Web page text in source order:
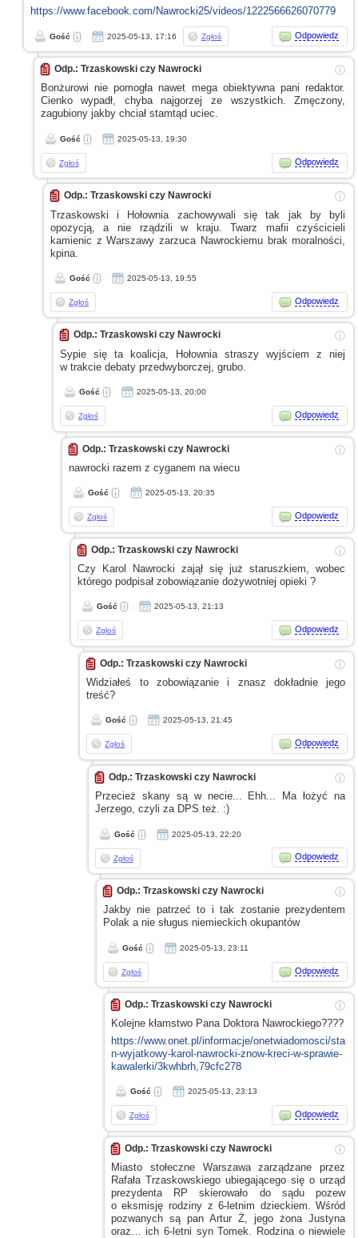
https://www.facebook.com/Nawrocki25/videos/1222566626070779
Gość 2025-05-13, 17:16 Zgłoś Odpowiedz
ⓘ
Odp.: Trzaskowski czy Nawrocki
Bonżurowi nie pomogła nawet mega obiektywna pani redaktor.
Cienko wypadł, chyba najgorzejze wszystkich. Zmęczony,
zagubiony jakby chciał stamtąd uciec.
Gość 2025-05-13, 19:30
Zgłoś Odpowiedz
ⓘ
Odp.: Trzaskowski czy Nawrocki
Trzaskowskii Hołownia zachowywali się tak jak by byli
opozycją,a nierządziliw kraju.
Twarz mafii czyścicieli
kamienic z Warszawy zarzuca Nawrockiemu brak moralności,
kpina.
Gość 2025-05-13, 19:55
Zgłoś Odpowiedz
ⓘ
Odp.: Trzaskowski czy Nawrocki
Sypie się ta koalicja, Hołownia straszy wyjściemz niej
w trakciedebaty przedwyborczej, grubo.
Gość 2025-05-13, 20:00
Zgłoś Odpowiedz
ⓘ
Odp.: Trzaskowski czy Nawrocki
nawrocki razemz cyganem na wiecu
Gość 2025-05-13, 20:35
Zgłoś Odpowiedz
ⓘ
Odp.: Trzaskowski czy Nawrocki
Czy Karol Nawrocki zajął się już staruszkiem, wobec
którego podpisał zobowiązanie dożywotniej opieki ?
Gość 2025-05-13, 21:13
Zgłoś Odpowiedz
ⓘ
Odp.: Trzaskowski czy Nawrocki
Widziałeś to zobowiązaniei znasz dokładnie jego
treść?
Gość 2025-05-13, 21:45
Zgłoś Odpowiedz
ⓘ
Odp.: Trzaskowski czy Nawrocki
Przecież skany są w necie... Ehh... Ma łożyć na
Jerzego, czyli za DPS też. :)
Gość 2025-05-13, 22:20
Zgłoś Odpowiedz
ⓘ
Odp.: Trzaskowski czy Nawrocki
Jakby nie patrzeć to i tak zostanie prezydentem
Polak a niesługus niemieckich okupantów
Gość 2025-05-13, 23:11
Zgłoś Odpowiedz
ⓘ
Odp.: Trzaskowski czy Nawrocki
Kolejne kłamstwo Pana Doktora Nawrockiego????
https://www.onet.pl/informacje/onetwiadomosci/sta
n-wyjatkowy-karol-nawrocki-znow-kreci-w-sprawie-
kawalerki/3kwhbrh,79cfc278
Gość 2025-05-13, 23:13
Zgłoś Odpowiedz
ⓘ
Odp.: Trzaskowski czy Nawrocki
Miasto stołeczne Warszawa zarządzane przez
Rafała Trzaskowskiego ubiegającego sięo urząd
prezydenta RP skierowało do sądu pozew
o eksmisję rodziny z 6-letnim dzieckiem. Wśród
pozwanych są pan Artur Ż, jego żona Justyna
oraz… ich 6-letni syn Tomek. Rodzina o niewiele